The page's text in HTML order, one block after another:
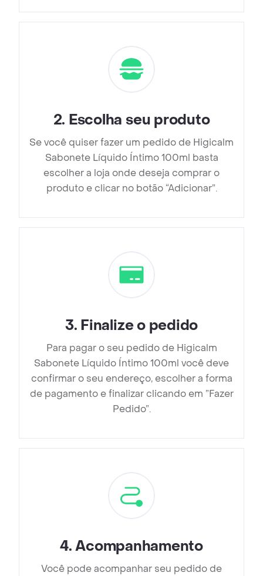
2. Escolha seu produto
Se você quiser fazer um pedido de Higicalm
Sabonete Líquido Íntimo 100ml basta
escolher a loja onde deseja comprar o
produto e clicar no botão “Adicionar”.
3. Finalize o pedido
Para pagar o seu pedido de Higicalm
Sabonete Líquido Íntimo 100ml você deve
confirmar o seu endereço, escolher a forma
de pagamento e finalizar clicando em ”Fazer
Pedido”.
4.Acompanhamento
Você pode acompanhar seu pedido de